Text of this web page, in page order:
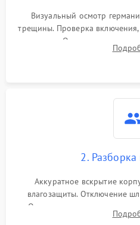
Визуальный осмотр
трещины. Проверка
зарядки. Оценка вывода
проверка базовых
2. Разборка
Аккуратное вскрытие
влагозащиты. Отключение
Очистка внутренних плат от
обработка германиевого